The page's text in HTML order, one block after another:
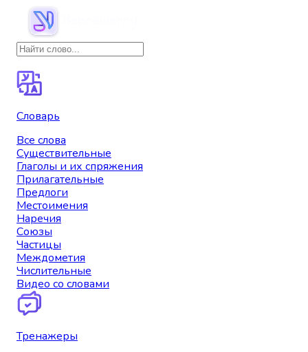
Словарь
Все слова
Существительные
Глаголы и их спряжения
Прилагательные
Предлоги
Местоимения
Наречия
Союзы
Частицы
Междометия
Числительные
Видео со словами
Тренажеры